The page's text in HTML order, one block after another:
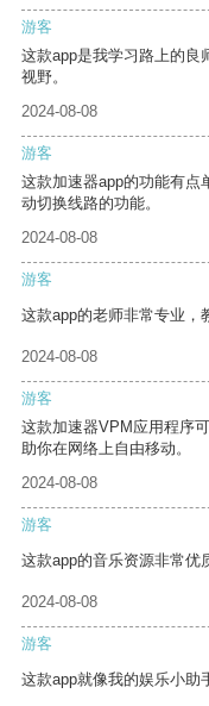
游客
这款app是我学习路上的良
视野。
2024-08-08
游客
这款加速器app的功能有点
动切换线路的功能。
2024-08-08
游客
这款app的老师非常专业，
2024-08-08
游客
这款加速器VPM应用程序
助你在网络上自由移动。
2024-08-08
游客
这款app的音乐资源非常优
2024-08-08
游客
这款app就像我的娱乐小助